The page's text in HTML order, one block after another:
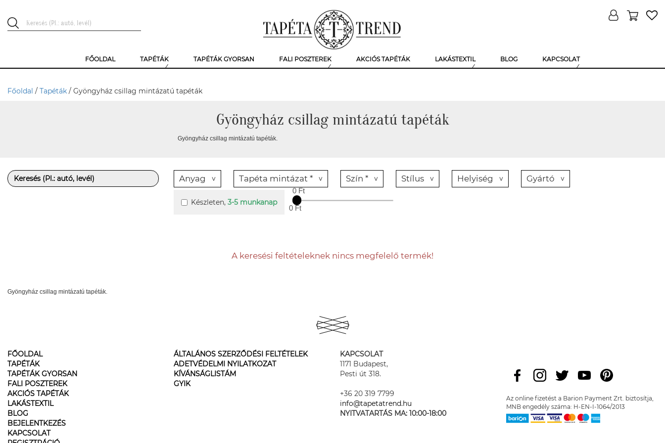
FŐOLDAL TAPÉTÁK TAPÉTÁK GYORSAN FALI POSZTEREK AKCIÓS TAPÉTÁK LAKÁSTEXTIL BLOG KAPCSOLAT
Főoldal / Tapéták / Gyöngyház csillag mintázatú tapéták
Gyöngyház csillag mintázatú tapéták
Gyöngyház csillag mintázatú tapéták.
Anyag Tapéta mintázat * Szín * Stílus Helyiség Gyártó
Készleten, 3-5 munkanap
0 Ft
0 Ft
A keresési feltételeknek nincs megfelelő termék!
Gyöngyház csillag mintázatú tapéták.
FŐOLDAL
TAPÉTÁK
TAPÉTÁK GYORSAN
FALI POSZTEREK
AKCIÓS TAPÉTÁK
LAKÁSTEXTIL
BLOG
BEJELENTKEZÉS
KAPCSOLAT
ÁLTALÁNOS SZERZŐDÉSI FELTÉTELEK
ADETVÉDELMI NYILATKOZAT
KÍVÁNSÁGLISTÁM
GYIK
KAPCSOLAT
1171 Budapest,
Pesti út 318.
+36 20 319 7799
info@tapetatrend.hu
NYITVATARTÁS MA: 10:00-18:00
Az online fizetést a Barion Payment Zrt. biztosítja,
MNB engedély száma: H-EN-I-1064/2013